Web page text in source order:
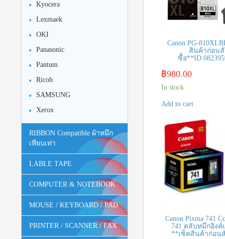
Canon PG-
สินค้าก่อนสั่
ซื้อ
฿980.00
In stock
Add to cart
Canon Pixma 741
741 ตลับหมึกอิงค์
**เช็คสินค้าก่อน
Kyocera
Lexmaek
OKI
Panasonic
Pantum
Ricoh
SAMSUNG
Xerox
RIBBON Compatible ผ้าหมึก
เทียบเท่า
LABLE TAPE
COMPUTER & NOTEBOOK
MOUSE / KEYBOARD / PAD
PRINTER / SCANNER / FAX